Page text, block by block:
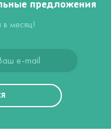
предложения
месяц!